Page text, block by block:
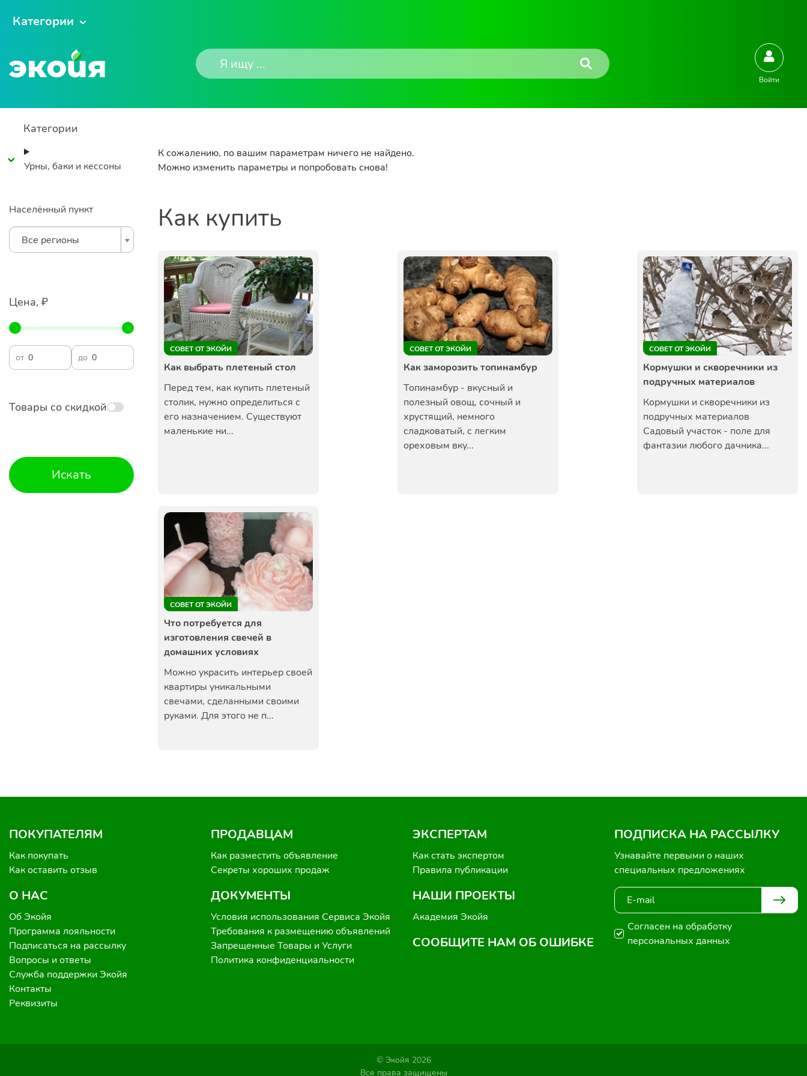
Категории
Войти
Категории
Урны, баки и кессоны
Населённый пункт
Все регионы
Цена, ₽
от до
Товары со скидкой
Искать
К сожалению, по вашим параметрам ничего не найдено.
Можно изменить параметры и попробовать снова!
Как купить
СОВЕТ ОТ ЭКОЙИ
Как выбрать плетеный стол
Перед тем, как купить плетеный
столик, нужно определиться с
его назначением. Существуют
маленькие ни...
СОВЕТ ОТ ЭКОЙИ
Как заморозить топинамбур
Топинамбур - вкусный и
полезный овощ, сочный и
хрустящий, немного
сладковатый, с легким
ореховым вку...
СОВЕТ ОТ ЭКОЙИ
Кормушки и скворечники из
подручных материалов
Кормушки и скворечники из
подручных материалов
Садовый участок - поле для
фантазии любого дачника...
СОВЕТ ОТ ЭКОЙИ
Что потребуется для
изготовления свечей в
домашних условиях
Можно украсить интерьер своей
квартиры уникальными
свечами, сделанными своими
руками. Для этого не п...
ПОКУПАТЕЛЯМ
Как покупать
Как оставить отзыв
О НАС
Об Экойя
Программа лояльности
Подписаться на рассылку
Вопросы и ответы
Служба поддержки Экойя
Контакты
Реквизиты
ПРОДАВЦАМ
Как разместить объявление
Секреты хороших продаж
ДОКУМЕНТЫ
Условия использования Сервиса Экойя
Требования к размещению объявлений
Запрещенные Товары и Услуги
Политика конфиденциальности
ЭКСПЕРТАМ
Как стать экспертом
Правила публикации
НАШИ ПРОЕКТЫ
Академия Экойя
СООБЩИТЕ НАМ ОБ ОШИБКЕ
ПОДПИСКА НА РАССЫЛКУ
Узнавайте первыми о наших
специальных предложениях
Согласен на обработку
персональных данных
© Экойя 2026
Все права защищены